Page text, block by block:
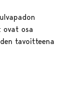
ovat osa
tavoitteena